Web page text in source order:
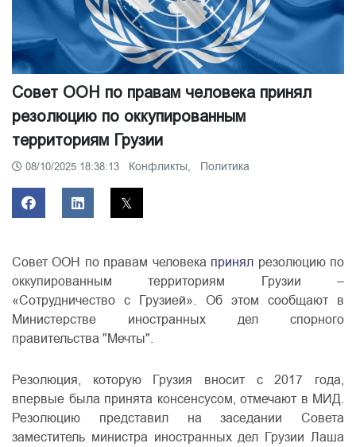
Совет ООН по правам человека принял
резолюцию по оккупированным
территориям Грузии
08/10/2025 18:38:13 Конфликты, Политика
Совет ООН по правам человека принял резолюцию по
оккупированным территориям Грузии –
«Сотрудничество с Грузией». Об этом сообщают в
Министерстве иностранных дел спорного
правительства "Мечты".
Резолюция, которую Грузия вносит с 2017 года,
впервые была принята консенсусом, отмечают в МИД.
Резолюцию представил на заседании Совета
заместитель министра иностранных дел Грузии Лаша